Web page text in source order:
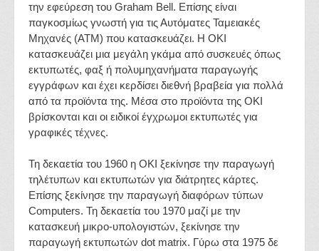
την εφεύρεση του Graham Bell. Επίσης είναι
παγκοσμίως γνωστή για τις Αυτόματες Ταμειακές
Μηχανές (ΑΤΜ) που κατασκευάζει. Η OKI
κατασκευάζει μια μεγάλη γκάμα από συσκευές όπως
εκτυπωτές, φαξ ή πολυμηχανήματα παραγωγής
εγγράφων και έχει κερδίσει διεθνή βραβεία για πολλά
από τα προϊόντα της. Μέσα στο προϊόντα της OKI
βρίσκονται και οι ειδικοί έγχρωμοι εκτυπωτές για
γραφικές τέχνες.
Τη δεκαετία του 1960 η OKI ξεκίνησε την παραγωγή
τηλέτυπων και εκτυπωτών για διάτρητες κάρτες.
Επίσης ξεκίνησε την παραγωγή διαφόρων τύπων
Computers. Τη δεκαετία του 1970 μαζί με την
κατασκευή μικρο-υπολογιστών, ξεκίνησε την
παραγωγή εκτυπωτών dot matrix. Γύρω στα 1975 δε